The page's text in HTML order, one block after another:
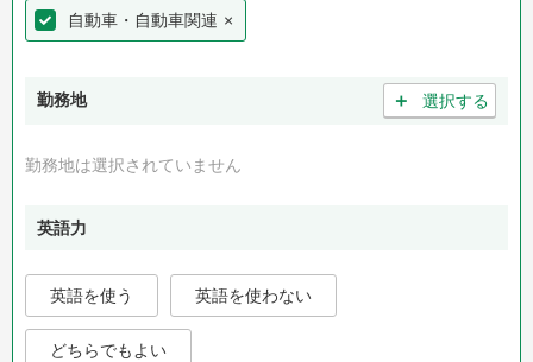
自動車・自動車関連 ×
勤務地 ＋ 選択する
勤務地は選択されていません
英語力
英語を使う 英語を使わない
どちらでもよい